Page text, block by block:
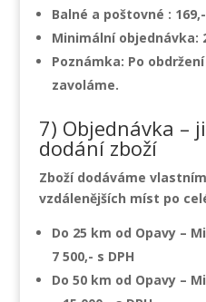
Balné a poštovné :
Minimální objednávka:
Poznámka: Po
zavoláme.
7) Objednávka –
dodání zboží
Zboží dodáváme
vzdálenějších míst po
Do 25 km od Opavy –
7 500,- s DPH
Do 50 km od Opavy –